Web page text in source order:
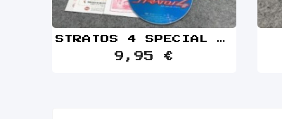
STRATOS 4 SPECIAL FAN DISC JAP
9,95 €